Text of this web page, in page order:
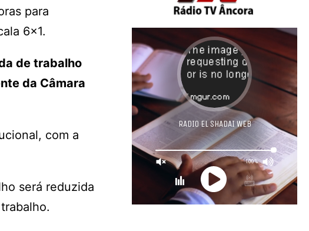
para
6×1.
de trabalho
da Câmara
com a
será reduzida